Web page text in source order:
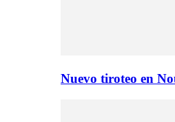
Nuevo tiroteo en